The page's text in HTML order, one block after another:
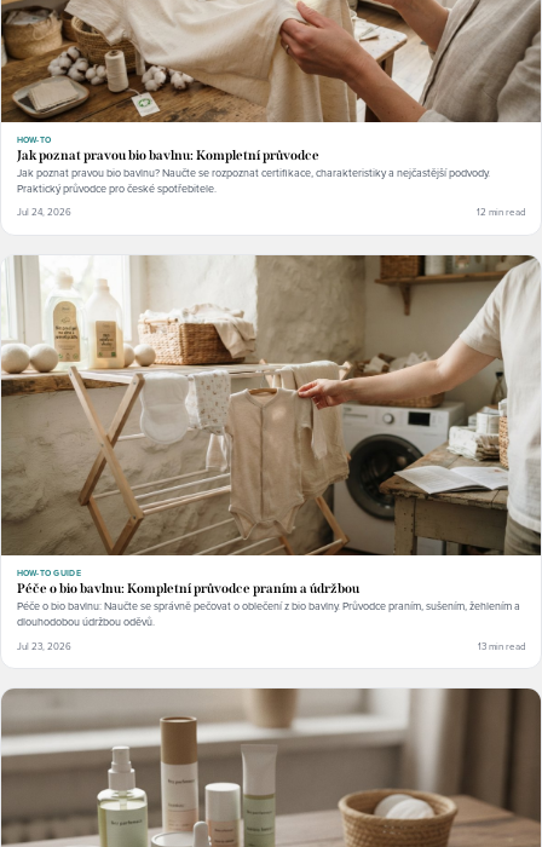
HOW-TO
Jak poznat pravou bio bavlnu: Kompletní průvodce
Jak poznat pravou bio bavlnu? Naučte se rozpoznat certifikace, charakteristiky a nejčastější podvody.
Praktický průvodce pro české spotřebitele.
Jul 24, 2026 12 min read
HOW-TO GUIDE
Péče o bio bavlnu: Kompletní průvodce praním a údržbou
Péče o bio bavlnu: Naučte se správně pečovat o oblečení z bio bavlny. Průvodce praním, sušením, žehlením a
dlouhodobou údržbou oděvů.
Jul 23, 2026 13 min read